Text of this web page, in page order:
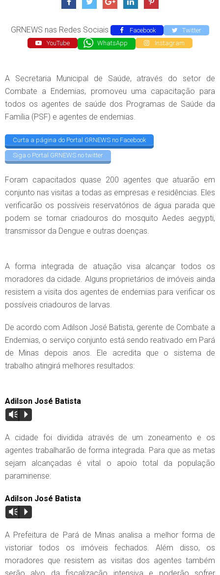
GRNEWS nas Redes Sociais Facebook
Twitter
YouTube
WhatsApp Instagram
A Secretaria Municipal de Saúde, através do setor de
Combate a Endemias, promoveu uma capacitação para
todos os agentes de saúde dos Programas de Saúde da
Família (PSF) e agentes de endemias.
Curta a página do Portal GRNEWS no Facebook
Siga o Portal GRNEWS no twitter
Foram capacitados quase 200 agentes que atuarão em
conjunto nas visitas a todas as empresas e residências. Eles
verificarão os possíveis reservatórios de água parada que
podem se tornar criadouros do mosquito Aedes aegypti,
transmissor da Dengue e outras doenças.
A forma integrada de atuação visa alcançar todos os
moradores da cidade. Alguns proprietários de imóveis ainda
resistem a visita dos agentes de endemias para verificar os
possíveis criadouros de larvas.
De acordo com Adilson José Batista, gerente de Combate a
Endemias, o serviço conjunto está sendo reativado em Pará
de Minas depois anos. Ele acredita que o sistema de
trabalho atingirá melhores resultados:
Adilson José Batista
Vm P
A cidade foi dividida através de um zoneamento e os
agentes trabalharão de forma integrada. Para que as metas
sejam alcançadas é vital o apoio total da população
paraminense:
Adilson José Batista
Vm P
A Prefeitura de Pará de Minas analisa a melhor forma de
vistoriar todos os imóveis fechados. Além disso, os
moradores que resistem as visitas dos agentes também